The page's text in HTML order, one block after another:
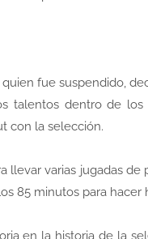
quien fue suspendido,
talentos dentro de
con la selección.
llevar varias jugadas
85 minutos para hacer
en la historia de la